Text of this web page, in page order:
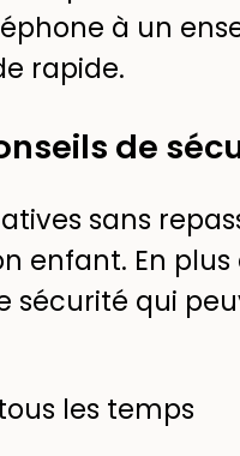
à un
rapide.
de
sans
enfant. En plus
sécurité qui
les temps